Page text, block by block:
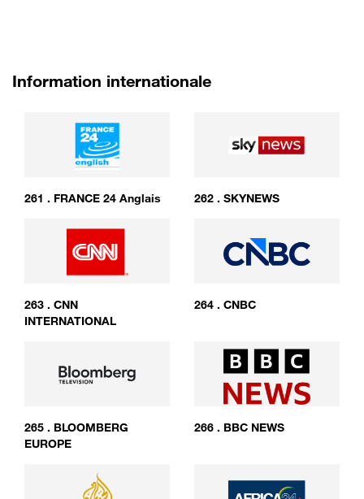
Information internationale
261 . FRANCE 24 Anglais 262 . SKYNEWS
263 . CNN
INTERNATIONAL
264 . CNBC
265 . BLOOMBERG
EUROPE
266 . BBC NEWS